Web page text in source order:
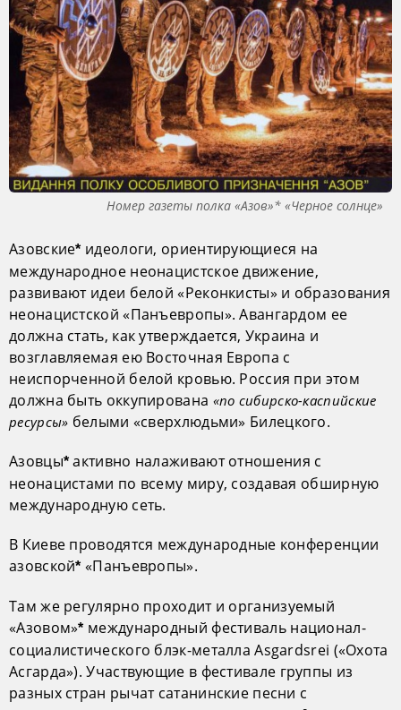
Номер газеты полка «Азов»* «Черное солнце»
Азовские* идеологи, ориентирующиеся на
международное неонацистское движение,
развивают идеи белой «Реконкисты» и образования
неонацистской «Панъевропы». Авангардом ее
должна стать, как утверждается, Украина и
возглавляемая ею Восточная Европа с
неиспорченной белой кровью. Россия при этом
должна быть оккупирована «по сибирско-каспийские
ресурсы» белыми «сверхлюдьми» Билецкого.
Азовцы* активно налаживают отношения с
неонацистами по всему миру, создавая обширную
международную сеть.
В Киеве проводятся международные конференции
азовской* «Панъевропы».
Там же регулярно проходит и организуемый
«Азовом»* международный фестиваль национал-
социалистического блэк-металла Asgardsrei («Охота
Асгарда»). Участвующие в фестивале группы из
разных стран рычат сатанинские песни c